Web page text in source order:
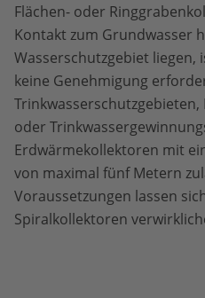
Flächen- oder
Kontakt zum Grundwasser
Wasserschutzgebiet liegen,
keine Genehmigung
oder
Erdwärmekollektoren mit
von maximal fünf Metern
Voraussetzungen lassen
Spiralkollektoren